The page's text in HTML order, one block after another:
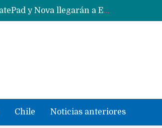
Solo China o Global: Cuáles Huawei MateBook, MatePad y Nova llegarán a Europa y LATAM?
Data Centers de Huawei en Chile, México, Brasil,Perú y Argentina podrían verse afectados por arremetida de EE.UU
Chile Noticias anteriores